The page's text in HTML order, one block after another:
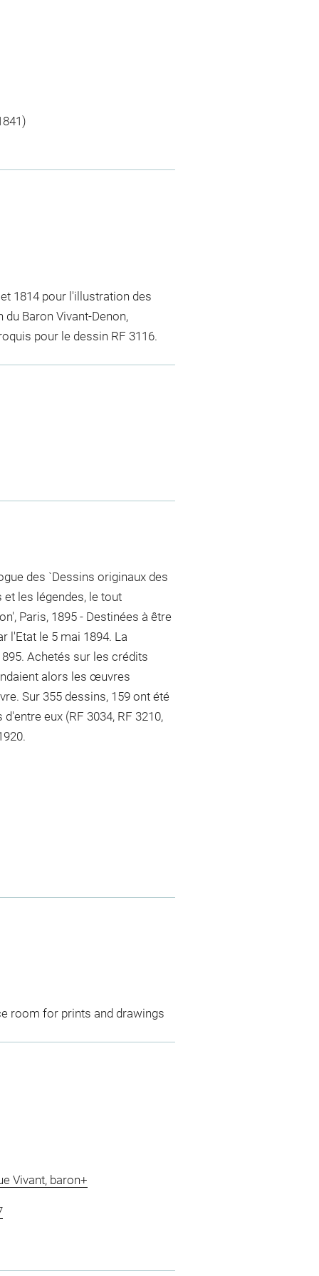
1814 pour l'illustration des
Baron Vivant-Denon,
pour le dessin RF 3116.
des `Dessins originaux des
les légendes, le tout
Paris, 1895 - Destinées à être
l'Etat le 5 mai 1894. La
Achetés sur les crédits
alors les œuvres
Sur 355 dessins, 159 ont été
eux (RF 3034, RF 3210,
room for prints and drawings
Vivant, baron+